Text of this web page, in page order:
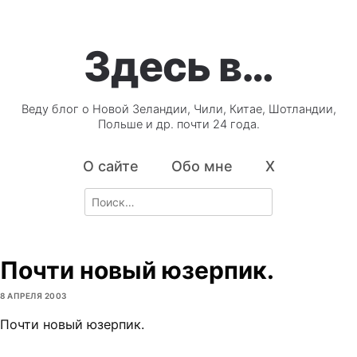
Здесь в…
Веду блог о Новой Зеландии, Чили, Китае, Шотландии,
Польше и др. почти 24 года.
О сайте Обо мне X
Search
for:
Почти новый юзерпик.
8 АПРЕЛЯ 2003
Почти новый юзерпик.